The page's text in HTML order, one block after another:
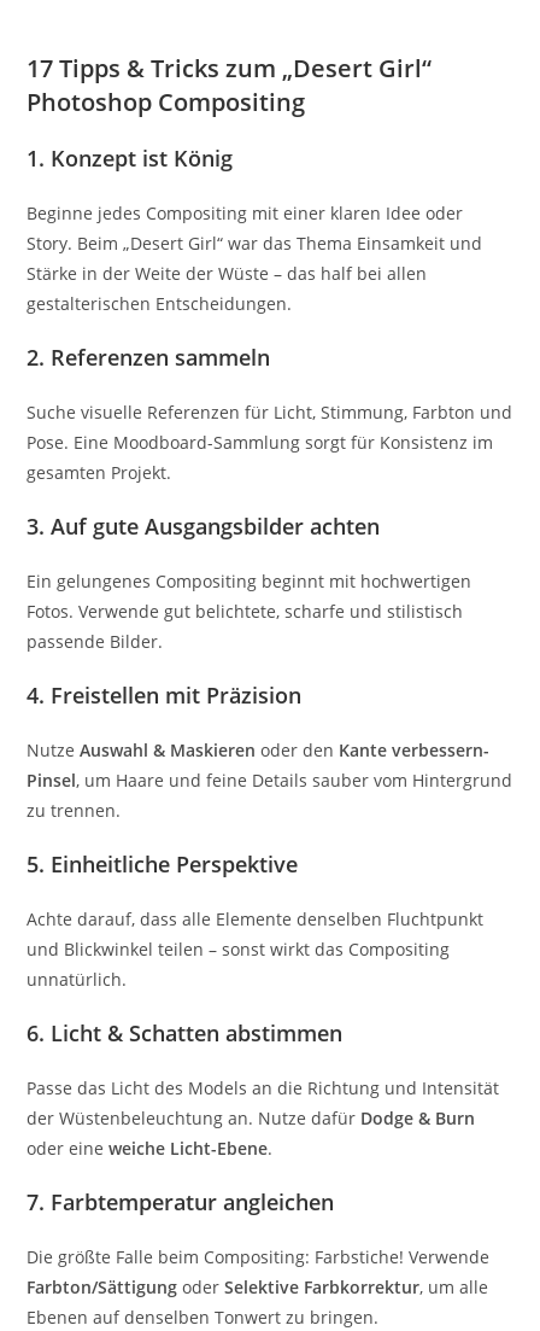
17 Tipps & Tricks zum „Desert Girl“
Photoshop Compositing
1. Konzept ist König
Beginne jedes Compositing mit einer klaren Idee oder
Story. Beim „Desert Girl“ war das Thema Einsamkeit und
Stärke in der Weite der Wüste – das half bei allen
gestalterischen Entscheidungen.
2. Referenzen sammeln
Suche visuelle Referenzen für Licht, Stimmung, Farbton und
Pose. Eine Moodboard-Sammlung sorgt für Konsistenz im
gesamten Projekt.
3. Auf gute Ausgangsbilder achten
Ein gelungenes Compositing beginnt mit hochwertigen
Fotos. Verwende gut belichtete, scharfe und stilistisch
passende Bilder.
4. Freistellen mit Präzision
NutzeAuswahl & Maskieren oder den Kante verbessern-
Pinsel, um Haare und feine Details sauber vom Hintergrund
zu trennen.
5. Einheitliche Perspektive
Achte darauf, dass alle Elemente denselben Fluchtpunkt
und Blickwinkel teilen – sonst wirkt das Compositing
unnatürlich.
6. Licht & Schatten abstimmen
Passe das Licht des Models an die Richtung und Intensität
der Wüstenbeleuchtung an. Nutze dafür Dodge & Burn
oder eineweiche Licht-Ebene.
7. Farbtemperatur angleichen
Die größte Falle beim Compositing: Farbstiche! Verwende
Farbton/Sättigung oderSelektive Farbkorrektur, um alle
Ebenen auf denselben Tonwert zu bringen.